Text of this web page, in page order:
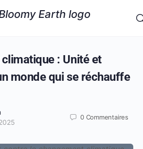
: Unité et
monde qui se réchauffe
0 Commentaires